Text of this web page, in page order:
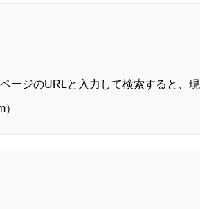
ージのURLと入力して検索すると、